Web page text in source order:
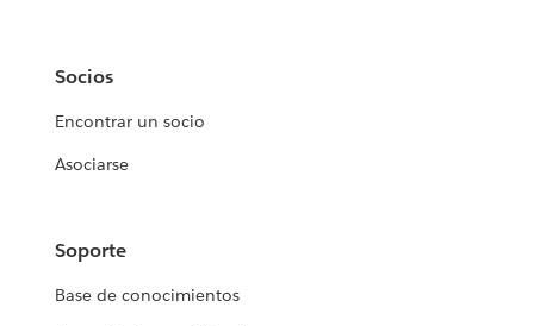
Socios
Encontrar un socio
Asociarse
Soporte
Base de conocimientos